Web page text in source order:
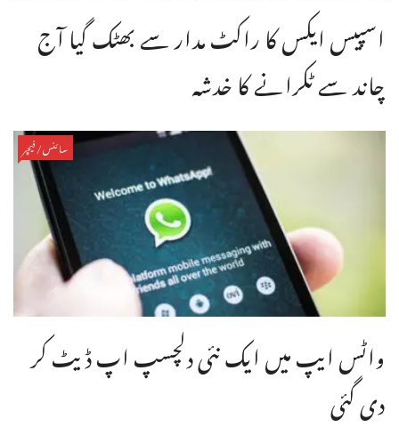
اسپیس ایکس کا راکٹ مدار سے بھٹک گیا آج
چاند سے ٹکرانے کا خدشہ
سائنس/فیچر
واٹس ایپ میں ایک نئی دلچسپ اپ ڈیٹ کر
دی گئی